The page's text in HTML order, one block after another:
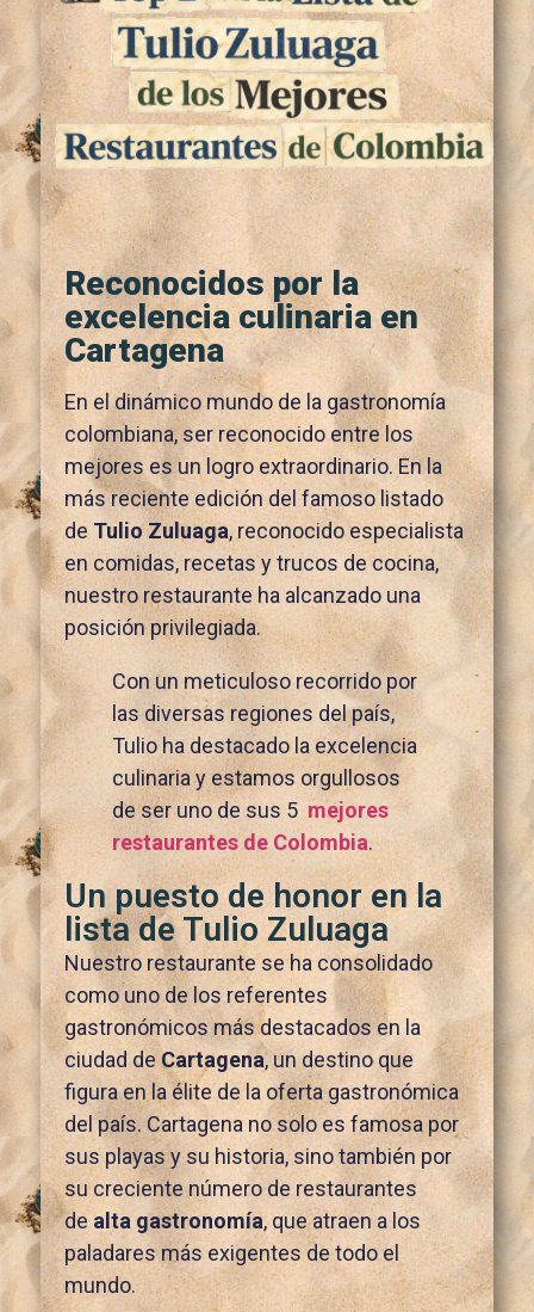
Reconocidos por la
excelencia culinaria en
Cartagena
En el dinámico mundo de la gastronomía
colombiana, ser reconocido entre los
mejores es un logro extraordinario. En la
más reciente edición del famoso listado
de Tulio Zuluaga, reconocido especialista
en comidas, recetas y trucos de cocina,
nuestro restaurante ha alcanzado una
posición privilegiada.
Con un meticuloso recorrido por
las diversas regiones del país,
Tulio ha destacado la excelencia
culinaria y estamos orgullosos
de ser uno de sus 5 mejores
restaurantes de Colombia.
Un puesto de honor en la
lista de Tulio Zuluaga
Nuestro restaurante se ha consolidado
como uno de los referentes
gastronómicos más destacados en la
ciudad de Cartagena, un destino que
figura en la élite de la oferta gastronómica
del país. Cartagena no solo es famosa por
sus playas y su historia, sino también por
su creciente número de restaurantes
dealta gastronomía, que atraen a los
paladares más exigentes de todo el
mundo.